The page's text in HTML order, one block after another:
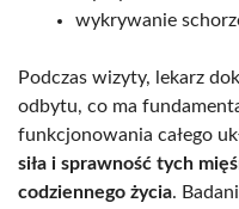
wykrywanie
Podczas wizyty, lekarz
odbytu, co ma
funkcjonowania całego
siła i sprawność tych
codziennego życia.